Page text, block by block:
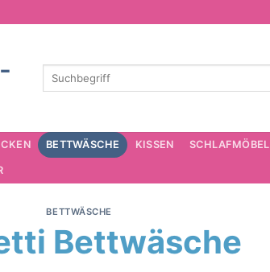
BETTWÄSCHE KISSEN SCHLAFMÖBEL
BETTWÄSCHE
Bettwäsche